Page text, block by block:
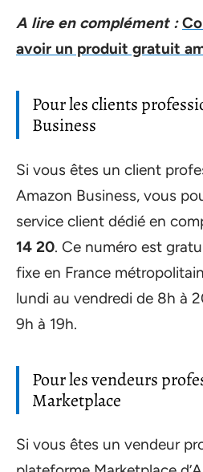
A lire en complément :
avoir un produit gratuit
Pour les clients
Business
Si vous êtes un client
Amazon Business, vous
service client dédié en
14 20. Ce numéro est
fixe en France
lundi au vendredi de 8h à
9h à 19h.
Pour les vendeurs
Marketplace
Si vous êtes un vendeur